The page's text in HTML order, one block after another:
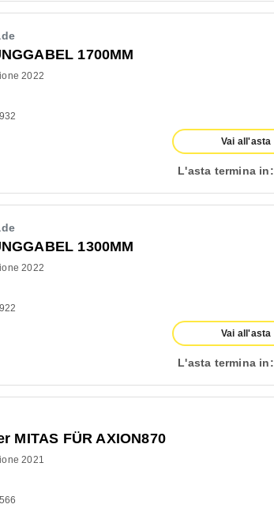
1700MM
2022
Vai all'asta
L'asta termina in:
1300MM
2022
Vai all'asta
L'asta termina in:
MITAS FÜR AXION870
2021